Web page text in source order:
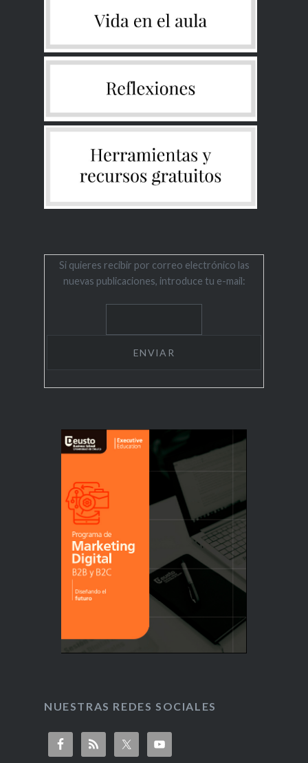
Si quieres recibir por correo electrónico las
nuevas publicaciones, introduce tu e-mail:
NUESTRAS REDES SOCIALES